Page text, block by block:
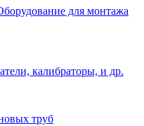
для монтажа
калибраторы, и др.
труб